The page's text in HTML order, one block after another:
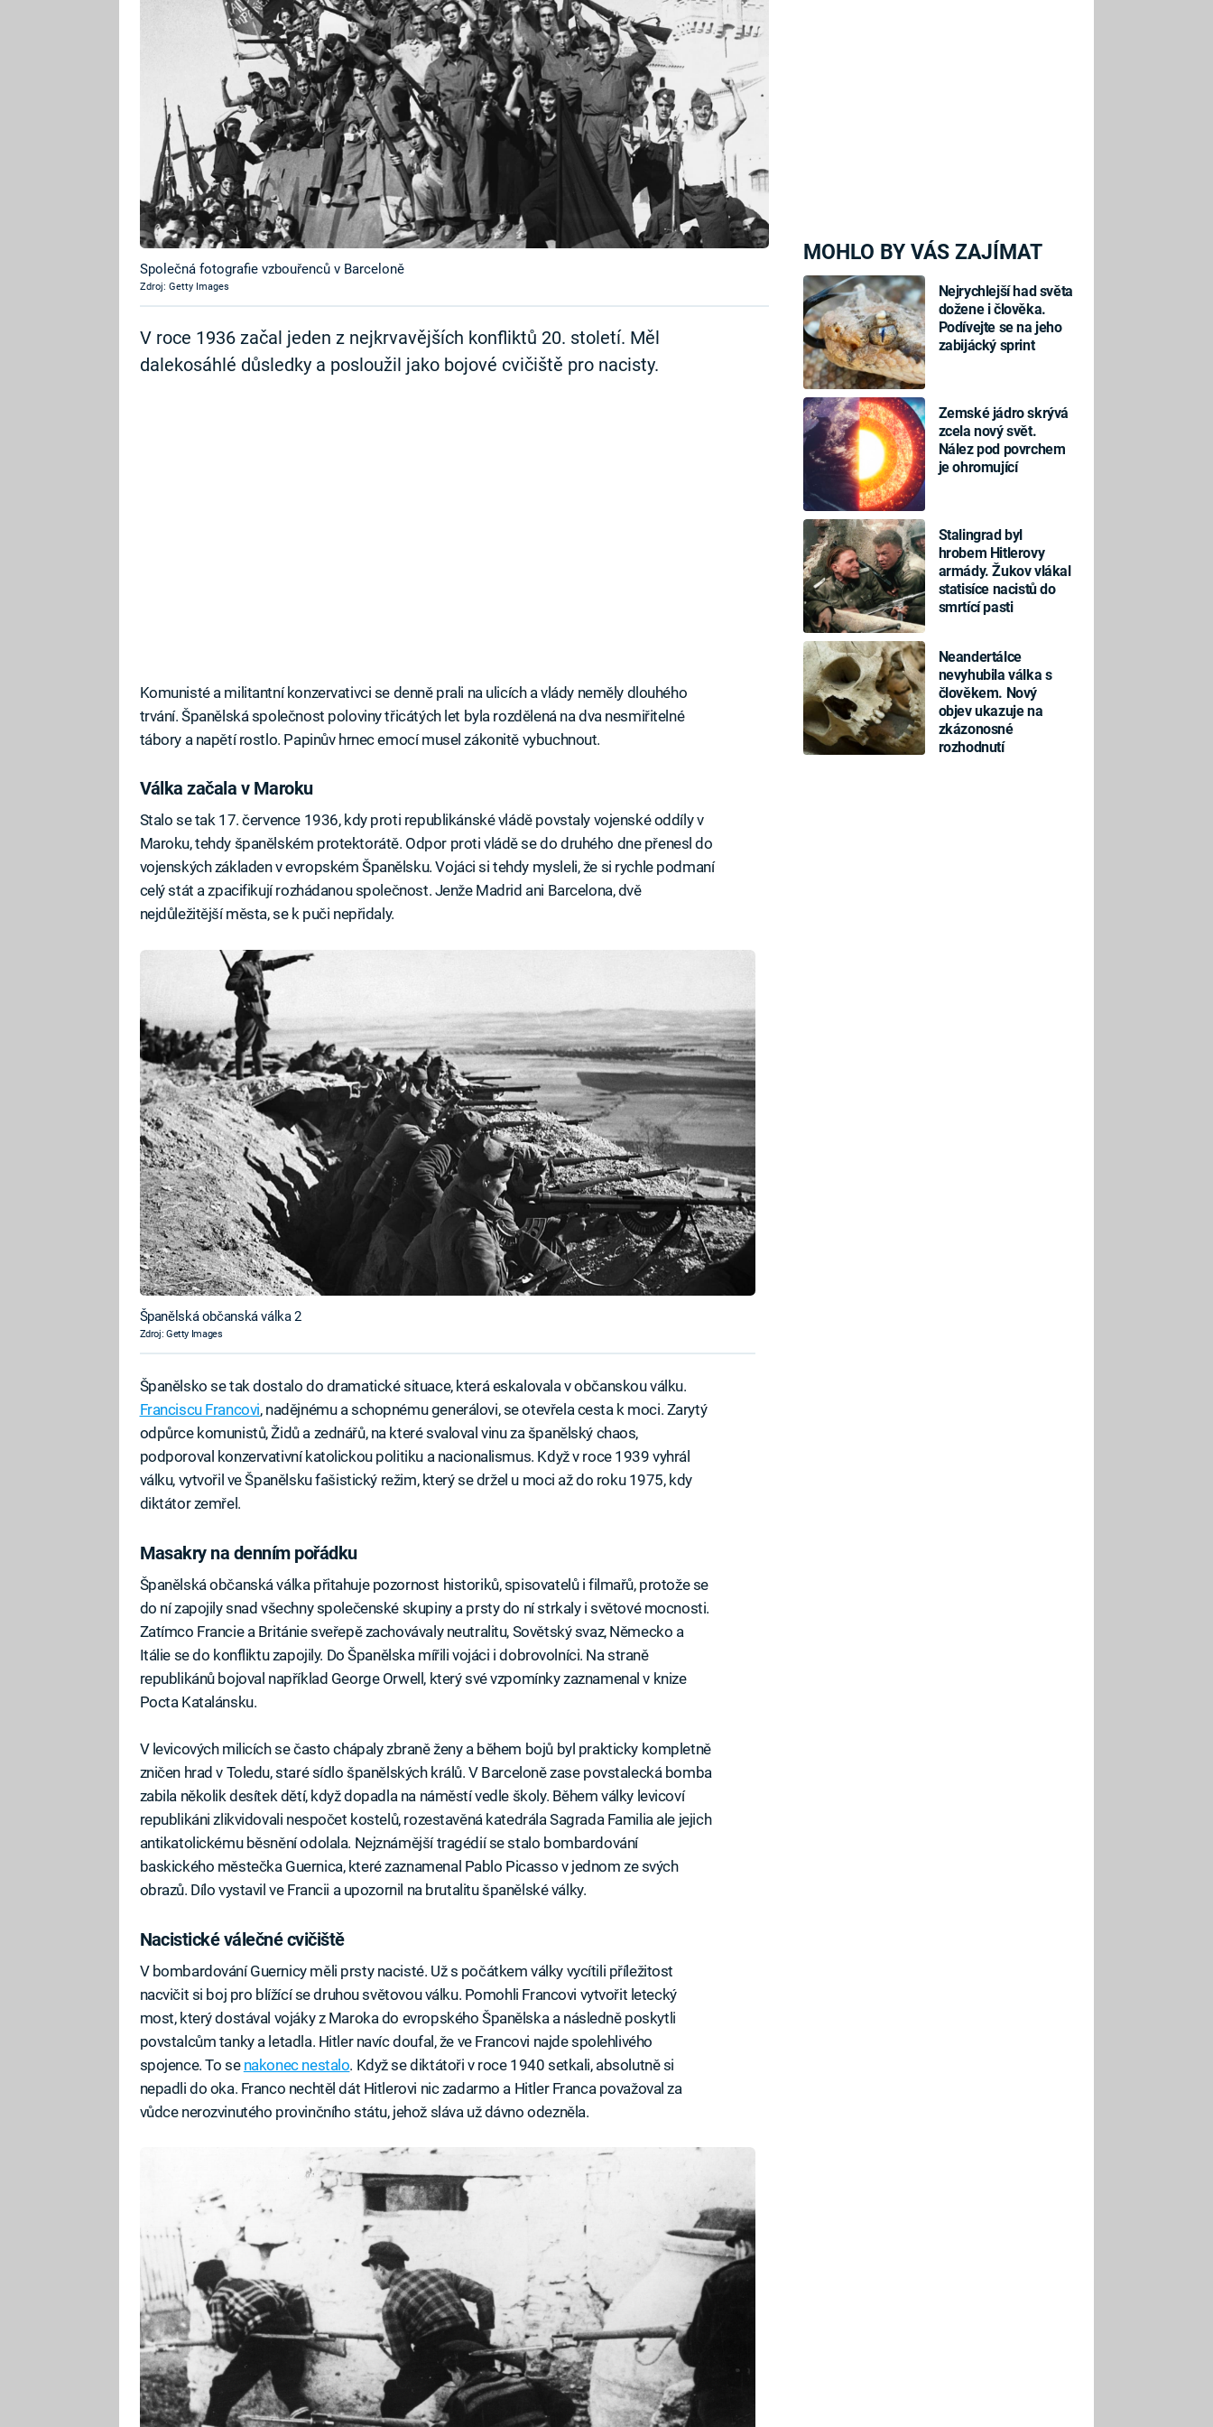
MOHLO BY VÁS ZAJÍMAT
Nejrychlejší had světa
dožene i člověka.
Podívejte se na jeho
zabijácký sprint
Zemské jádro skrývá
zcela nový svět.
Nález pod povrchem
je ohromující
Stalingrad byl
hrobem Hitlerovy
armády. Žukov vlákal
statisíce nacistů do
smrtící pasti
Neandertálce
nevyhubila válka s
člověkem. Nový
objev ukazuje na
zkázonosné
rozhodnutí
Společná fotografie vzbouřenců v Barceloně
Zdroj: Getty Images
V roce 1936 začal jeden z nejkrvavějších konfliktů 20. století. Měl
dalekosáhlé důsledky a posloužil jako bojové cvičiště pro nacisty.
Komunisté a militantní konzervativci se denně prali na ulicích a vlády neměly dlouhého
trvání. Španělská společnost poloviny třicátých let byla rozdělená na dva nesmiřitelné
tábory a napětí rostlo. Papinův hrnec emocí musel zákonitě vybuchnout.
Válka začala v Maroku
Stalo se tak 17. července 1936, kdy proti republikánské vládě povstaly vojenské oddíly v
Maroku, tehdy španělském protektorátě. Odpor proti vládě se do druhého dne přenesl do
vojenských základen v evropském Španělsku. Vojáci si tehdy mysleli, že si rychle podmaní
celý stát a zpacifikují rozhádanou společnost. Jenže Madrid ani Barcelona, dvě
nejdůležitější města, se k puči nepřidaly.
Španělská občanská válka 2
Zdroj: Getty Images
Španělsko se tak dostalo do dramatické situace, která eskalovala v občanskou válku.
Franciscu Francovi, nadějnému a schopnému generálovi, se otevřela cesta k moci. Zarytý
odpůrce komunistů, Židů a zednářů, na které svaloval vinu za španělský chaos,
podporoval konzervativní katolickou politiku a nacionalismus. Když v roce 1939 vyhrál
válku, vytvořil ve Španělsku fašistický režim, který se držel u moci až do roku 1975, kdy
diktátor zemřel.
Masakry na denním pořádku
Španělská občanská válka přitahuje pozornost historiků, spisovatelů i filmařů, protože se
do ní zapojily snad všechny společenské skupiny a prsty do ní strkaly i světové mocnosti.
Zatímco Francie a Británie sveřepě zachovávaly neutralitu, Sovětský svaz, Německo a
Itálie se do konfliktu zapojily. Do Španělska mířili vojáci i dobrovolníci. Na straně
republikánů bojoval například George Orwell, který své vzpomínky zaznamenal v knize
Pocta Katalánsku.
V levicových milicích se často chápaly zbraně ženy a během bojů byl prakticky kompletně
zničen hrad v Toledu, staré sídlo španělských králů. V Barceloně zase povstalecká bomba
zabila několik desítek dětí, když dopadla na náměstí vedle školy. Během války levicoví
republikáni zlikvidovali nespočet kostelů, rozestavěná katedrála Sagrada Familia ale jejich
antikatolickému běsnění odolala. Nejznámější tragédií se stalo bombardování
baskického městečka Guernica, které zaznamenal Pablo Picasso v jednom ze svých
obrazů. Dílo vystavil ve Francii a upozornil na brutalitu španělské války.
Nacistické válečné cvičiště
V bombardování Guernicy měli prsty nacisté. Už s počátkem války vycítili příležitost
nacvičit si boj pro blížící se druhou světovou válku. Pomohli Francovi vytvořit letecký
most, který dostával vojáky z Maroka do evropského Španělska a následně poskytli
povstalcům tanky a letadla. Hitler navíc doufal, že ve Francovi najde spolehlivého
spojence. To se nakonec nestalo. Když se diktátoři v roce 1940 setkali, absolutně si
nepadli do oka. Franco nechtěl dát Hitlerovi nic zadarmo a Hitler Franca považoval za
vůdce nerozvinutého provinčního státu, jehož sláva už dávno odezněla.